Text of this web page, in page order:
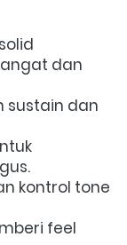
dan
sustain dan
kontrol tone
feel